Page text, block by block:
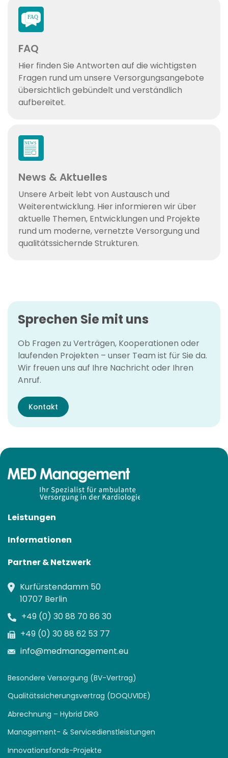
FAQ
Hier finden Sie Antworten auf die wichtigsten
Fragen rund um unsere Versorgungsangebote
übersichtlich gebündelt und verständlich
aufbereitet.
News & Aktuelles
Unsere Arbeit lebt von Austausch und
Weiterentwicklung. Hier informieren wir über
aktuelle Themen, Entwicklungen und Projekte
rund um moderne, vernetzte Versorgung und
qualitätssichernde Strukturen.
Sprechen Sie mit uns
Ob Fragen zu Verträgen, Kooperationen oder
laufenden Projekten – unser Team ist für Sie da.
Wir freuen uns auf Ihre Nachricht oder Ihren
Anruf.
Kontakt
Leistungen
Informationen
Partner & Netzwerk
Kurfürstendamm 50
10707 Berlin
+49 (0) 30 88 70 86 30
+49 (0) 30 88 62 53 77
info@medmanagement.eu
Besondere Versorgung (BV-Vertrag)
Qualitätssicherungsvertrag (DOQUVIDE)
Abrechnung – Hybrid DRG
Management- & Servicedienstleistungen
Innovationsfonds-Projekte